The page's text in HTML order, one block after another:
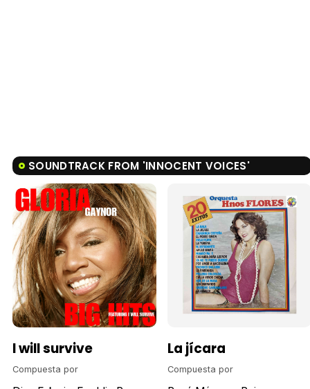
SOUNDTRACK FROM 'INNOCENT VOICES'
I will survive
Compuesta por
La jícara
Compuesta por